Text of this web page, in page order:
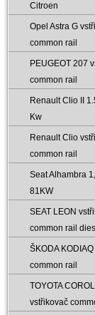
Citroen
Opel Astra G
common rail
PEUGEOT 207
common rail
Renault Clio II
Kw
Renault Clio
common rail
Seat Alhambra
81KW
SEAT LEON
common rail
ŠKODA
common rail
TOYOTA
vstřikovač